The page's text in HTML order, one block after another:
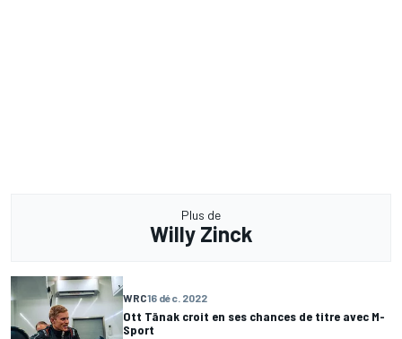
Plus de
Willy Zinck
WRC16 déc. 2022
Ott Tänak croit en ses chances de titre avec M-
Sport